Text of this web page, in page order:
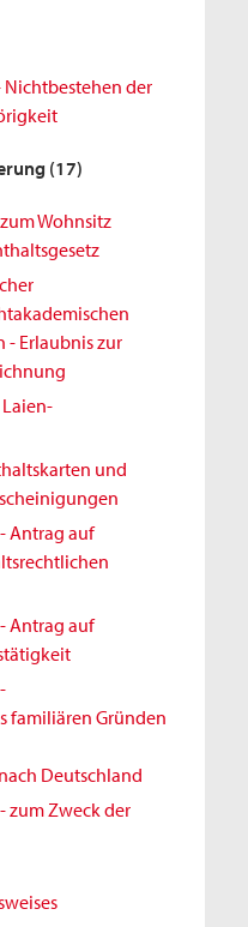
der
(17)
Wohnsitz
- Erlaubnis zur
und
Antrag auf
Antrag auf
familiären Gründen
Deutschland
Zweck der